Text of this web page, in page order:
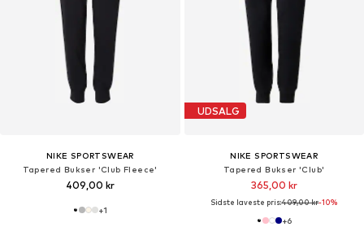
NIKE SPORTSWEAR
Tapered Bukser 'Club Fleece'
409,00 kr
+1
UDSALG
NIKE SPORTSWEAR
Tapered Bukser 'Club'
365,00 kr
Sidste laveste pris:409,00 kr-10%
+6